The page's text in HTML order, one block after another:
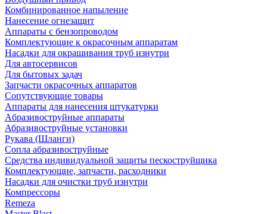
Комбинированное напыление
Нанесение огнезащит
Аппараты с бензопроводом
Комплектующие к окрасочным аппаратам
Насадки для окрашивания труб изнутри
Для автосервисов
Для бытовых задач
Запчасти окрасочных аппаратов
Сопутствующие товары
Аппараты для нанесения штукатурки
Aбразивоструйные аппараты
Абразивоструйные установки
Рукава (Шланги)
Сопла абразивоструйные
Средства индивидуальной защиты пескоструйщика
Комплектующие, запчасти, расходники
Насадки для очистки труб изнутри
Компрессоры
Remeza